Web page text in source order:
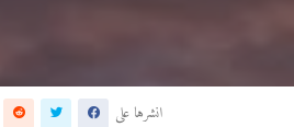
انشرها على